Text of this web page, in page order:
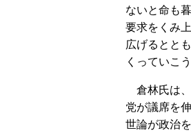
ないと命も
要求をくみ
広げるとと
くっていこ
倉林氏は、
党が議席を
世論が政治